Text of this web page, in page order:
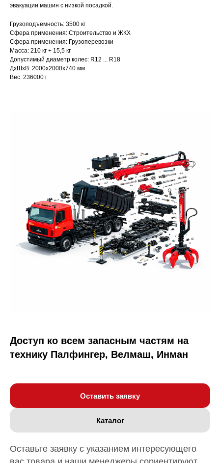
эвакуации машин с низкой посадкой.
Грузоподъемность: 3500 кг
Сфера применения: Строительство и ЖКХ
Сфера применения: Грузоперевозки
Масса: 210 кг + 15,5 кг
Допустимый диаметр колес: R12 ... R18
ДxШxВ: 2000x2000x740 мм
Вес: 236000 г
Доступ ко всем запасным частям на
технику Палфингер, Велмаш, Инман
Оставить заявку
Каталог
Оставьте заявку с указанием интересующего